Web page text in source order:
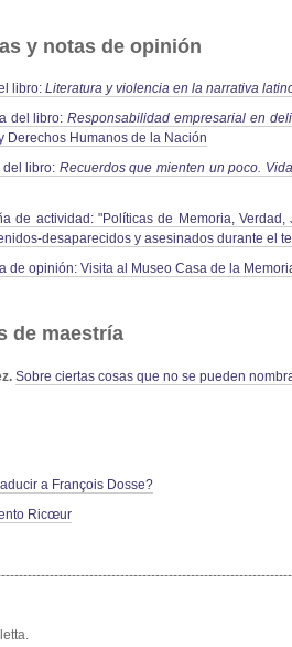
y notas de opinión
libro:Literatura y violencia en la narrativa
del libro:Responsabilidad empresarial en
Derechos Humanos de la Nación
del libro: Recuerdos que mienten un poco.
de actividad: "Políticas de Memoria,
desaparecidos y asesinados durante el
de opinión: Visita al Museo Casa de la
de maestría
.Sobre ciertas cosas que no se pueden
a François Dosse?
Ricœur